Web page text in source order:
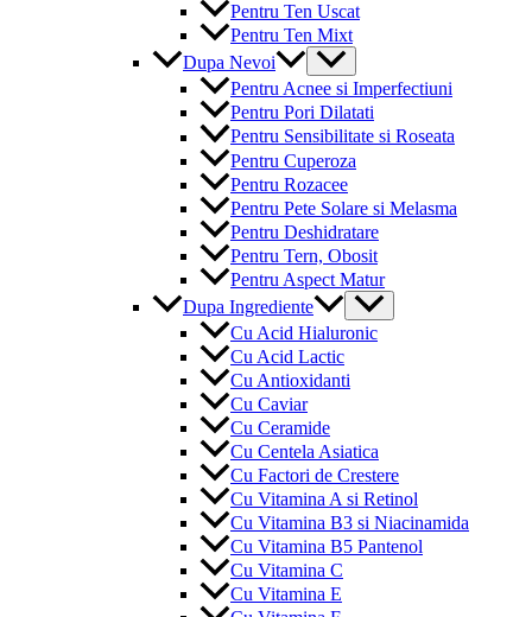
Pentru Ten Uscat
Pentru Ten Mixt
Dupa Nevoi
Menu
Toggle
Pentru Acnee si Imperfectiuni
Pentru Pori Dilatati
Pentru Sensibilitate si Roseata
Pentru Cuperoza
Pentru Rozacee
Pentru Pete Solare si Melasma
Pentru Deshidratare
Pentru Tern, Obosit
Pentru Aspect Matur
Dupa Ingrediente
Menu
Toggle
Cu Acid Hialuronic
Cu Acid Lactic
Cu Antioxidanti
Cu Caviar
Cu Ceramide
Cu Centela Asiatica
Cu Factori de Crestere
Cu Vitamina A si Retinol
Cu Vitamina B3 si Niacinamida
Cu Vitamina B5 Pantenol
Cu Vitamina C
Cu Vitamina E